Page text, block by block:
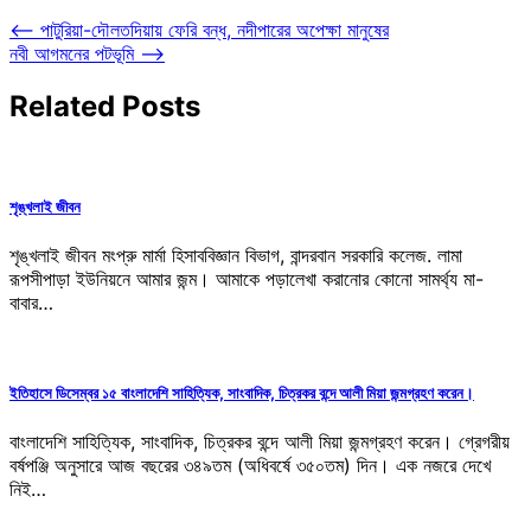
Post
navigation
⟵ পাটুরিয়া-দৌলতদিয়ায় ফেরি বন্ধ, নদীপারের অপেক্ষা মানুষের
নবী আগমনের পটভূমি ⟶
Related Posts
শৃঙ্খলাই জীবন
শৃঙ্খলাই জীবন মংপ্রু মার্মা হিসাববিজ্ঞান বিভাগ, বান্দরবান সরকারি কলেজ. লামা
রূপসীপাড়া ইউনিয়নে আমার জন্ম। আমাকে পড়ালেখা করানোর কোনো সামর্থ্য মা-
বাবার…
ইতিহাসে ডিসেম্বর ১৫ বাংলাদেশি সাহিত্যিক, সাংবাদিক, চিত্রকর বন্দে আলী মিয়া জন্মগ্রহণ করেন।
বাংলাদেশি সাহিত্যিক, সাংবাদিক, চিত্রকর বন্দে আলী মিয়া জন্মগ্রহণ করেন। গ্রেগরীয়
বর্ষপঞ্জি অনুসারে আজ বছরের ৩৪৯তম (অধিবর্ষে ৩৫০তম) দিন। এক নজরে দেখে
নিই…